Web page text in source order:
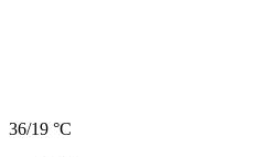
36/19 °C